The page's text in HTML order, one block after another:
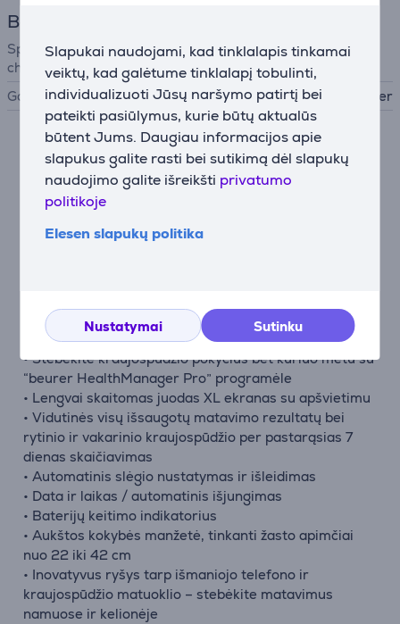
Slapukai naudojami, kad tinklalapis tinkamai
veiktų, kad galėtume tinklalapį tobulinti,
individualizuoti Jūsų naršymo patirtį bei
pateikti pasiūlymus, kurie būtų aktualūs
būtent Jums. Daugiau informacijos apie
slapukus galite rasti bei sutikimą dėl slapukų
naudojimo galite išreikšti privatumo
politikoje
Elesen slapukų politika
Nustatymai Sutinku
Bendri parametrai
Specialiosios
charakteristikos
Gamintojas
Beurer
Aprašymas
• Manžetės padėties tikrinimas: Užtikrina, kad
• Rizikos indikatorius: Matavimų klasifikavimas pagal
• Paprastas valdymas naudojant 4 jutiklinius
mygtukus
• Stebėkite kraujospūdžio pokyčius bet kuriuo metu su
“beurer HealthManager Pro” programėle
• Lengvai skaitomas juodas XL ekranas su apšvietimu
• Vidutinės visų išsaugotų matavimo rezultatų bei
rytinio ir vakarinio kraujospūdžio per pastarąsias 7
dienas skaičiavimas
• Automatinis slėgio nustatymas ir išleidimas
• Data ir laikas / automatinis išjungimas
• Baterijų keitimo indikatorius
• Aukštos kokybės manžetė, tinkanti žasto apimčiai
nuo 22 iki 42 cm
• Inovatyvus ryšys tarp išmaniojo telefono ir
kraujospūdžio matuoklio – stebėkite matavimus
namuose ir kelionėje